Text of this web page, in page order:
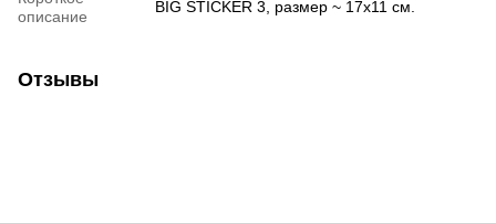
описание
BIG STICKER 3, размер ~ 17х11 см.
Отзывы